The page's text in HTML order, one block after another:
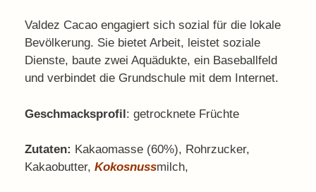
Valdez Cacao engagiert sich sozial für die lokale
Bevölkerung. Sie bietet Arbeit, leistet soziale
Dienste, baute zwei Aquädukte, ein Baseballfeld
und verbindet die Grundschule mit dem Internet.
Geschmacksprofil: getrocknete Früchte
Zutaten: Kakaomasse (60%), Rohrzucker,
Kakaobutter, Kokosnussmilch,